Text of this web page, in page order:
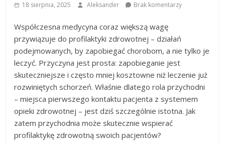
18 sierpnia, 2025 Aleksander Brak komentarzy
Współczesna medycyna coraz większą wagę
przywiązuje do profilaktyki zdrowotnej – działań
podejmowanych, by zapobiegać chorobom, a nie tylko je
leczyć. Przyczyna jest prosta: zapobieganie jest
skuteczniejsze i często mniej kosztowne niż leczenie już
rozwiniętych schorzeń. Właśnie dlatego rola przychodni
– miejsca pierwszego kontaktu pacjenta z systemem
opieki zdrowotnej – jest dziś szczególnie istotna. Jak
zatem przychodnia może skutecznie wspierać
profilaktykę zdrowotną swoich pacjentów?